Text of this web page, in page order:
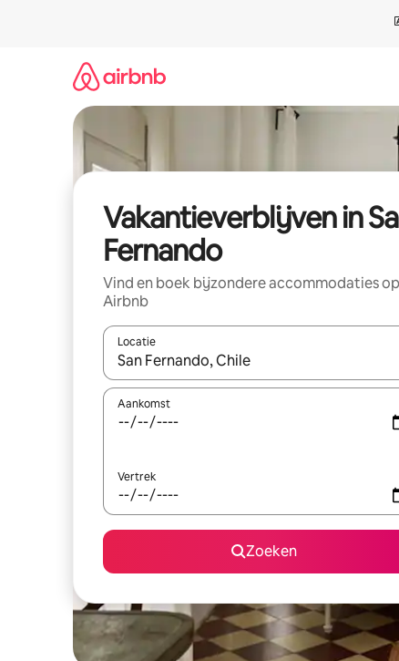
Vakantieverblijven in
Fernando
Vind en boek bijzondere accommodaties op
Airbnb
Locatie
Wanneer er resultaten beschikbaar zijn, maak
Aankomst
Vertrek
Zoeken